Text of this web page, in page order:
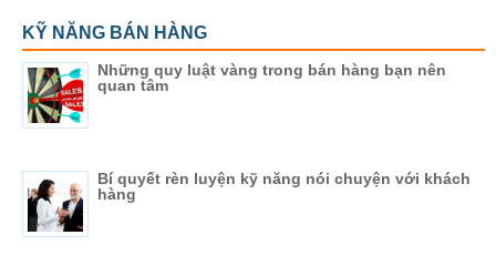
KỸ NĂNG BÁN HÀNG
Những quy luật vàng trong bán hàng bạn nên
quan tâm
Bí quyết rèn luyện kỹ năng nói chuyện với khách
hàng